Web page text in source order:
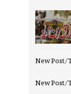
New
New